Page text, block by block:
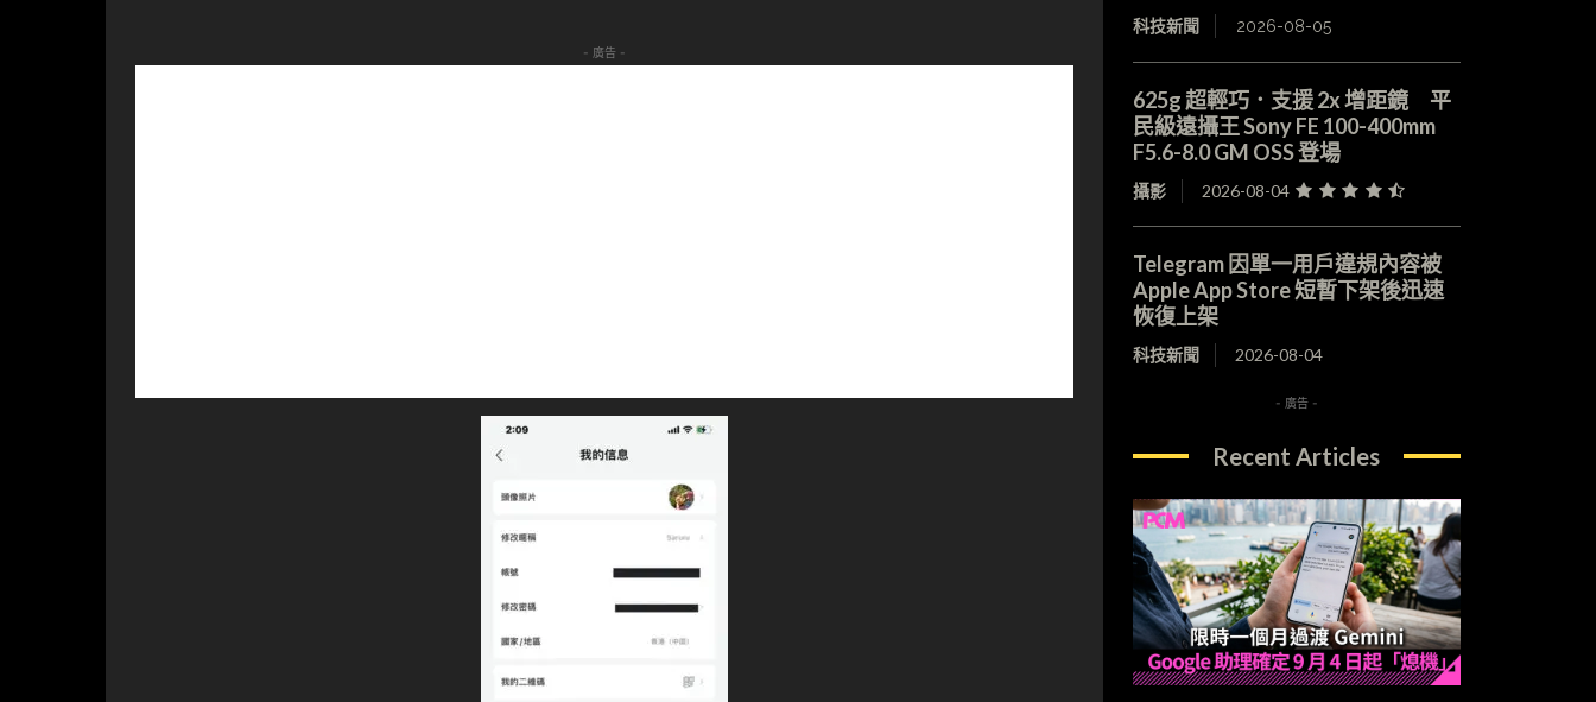
- 廣告 -
科技新聞 2026-08-05
625g 超輕巧．支援 2x 增距鏡 平
民級遠攝王 Sony FE 100-400mm
F5.6-8.0 GM OSS 登場
攝影 2026-08-04
Telegram 因單一用戶違規內容被
Apple App Store 短暫下架後迅速
恢復上架
科技新聞 2026-08-04
- 廣告 -
Recent Articles